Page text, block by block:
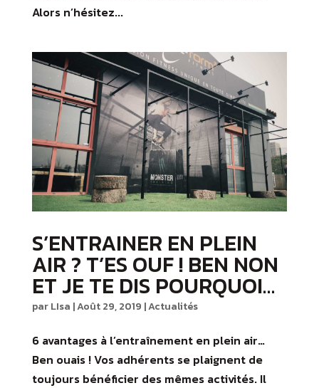
Alors n’hésitez...
S’ENTRAINER EN PLEIN
AIR ? T’ES OUF ! BEN NON
ET JE TE DIS POURQUOI…
parLIsa |Août 29, 2019 |Actualités
6 avantages à l’entraînement en plein air…
Ben ouais ! Vos adhérents se plaignent de
toujours bénéficier des mêmes activités. Il